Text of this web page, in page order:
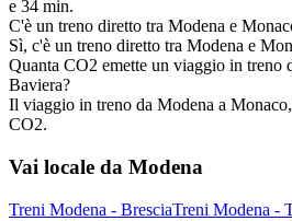
e 34 min.
C'è un treno diretto tra Modena e
Sì, c'è un treno diretto tra Modena e
Quanta CO2 emette un viaggio in treno
Baviera?
Il viaggio in treno da Modena a
CO2.
Vai locale da Modena
Treni Modena - BresciaTreni Modena -